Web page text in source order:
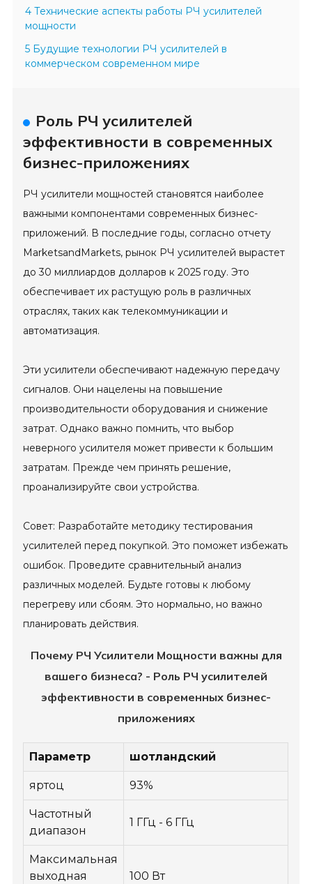
4 Технические аспекты работы РЧ усилителей
мощности
5 Будущие технологии РЧ усилителей в
коммерческом современном мире
Роль РЧ усилителей
эффективности в современных
бизнес-приложениях
РЧ усилители мощностей становятся наиболее
важными компонентами современных бизнес-
приложений. В последние годы, согласно отчету
MarketsandMarkets, рынок РЧ усилителей вырастет
до 30 миллиардов долларов к 2025 году. Это
обеспечивает их растущую роль в различных
отраслях, таких как телекоммуникации и
автоматизация.
Эти усилители обеспечивают надежную передачу
сигналов. Они нацелены на повышение
производительности оборудования и снижение
затрат. Однако важно помнить, что выбор
неверного усилителя может привести к большим
затратам. Прежде чем принять решение,
проанализируйте свои устройства.
Совет: Разработайте методику тестирования
усилителей перед покупкой. Это поможет избежать
ошибок. Проведите сравнительный анализ
различных моделей. Будьте готовы к любому
перегреву или сбоям. Это нормально, но важно
планировать действия.
Почему РЧ Усилители Мощности важны для
вашего бизнеса? - Роль РЧ усилителей
эффективности в современных бизнес-
приложениях
Параметр шотландский
яртоц 93%
Частотный
диапазон
1 ГГц - 6 ГГц
Максимальная
выходная
100 Вт